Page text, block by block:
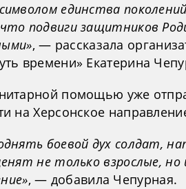
единства
подвиги защитников
, — рассказала
времени» Екатерина
помощью уже
на Херсонское
боевой дух солдат,
не только взрослые, но
, — добавила Чепурная.